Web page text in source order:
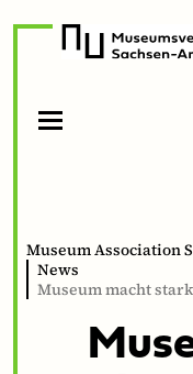
Navigation
Inhalt
Museum Association
News
Museum macht